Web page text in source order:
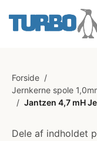
Forside /
Jernkerne spole
/ Jantzen 4,7 mH
Dele af indholdet